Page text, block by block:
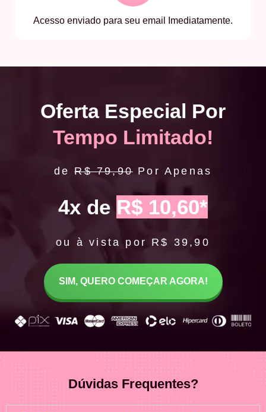
Acesso enviado para seu email Imediatamente.
Oferta Especial Por
Tempo Limitado!
deR$ 79,90 Por Apenas
4x de R$ 10,60*
ou à vista por R$ 39,90
SIM, QUERO COMEÇAR AGORA!
Dúvidas Frequentes?